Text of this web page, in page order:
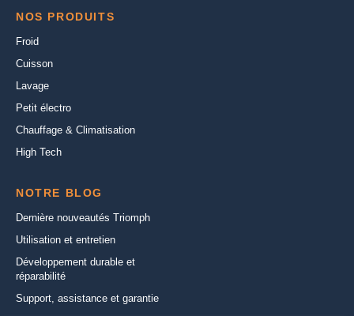
NOS PRODUITS
Froid
Cuisson
Lavage
Petit électro
Chauffage & Climatisation
High Tech
NOTRE BLOG
Dernière nouveautés Triomph
Utilisation et entretien
Développement durable et
réparabilité
Support, assistance et garantie